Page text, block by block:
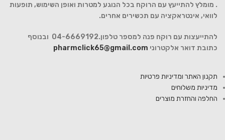
. מומלץ להתייעץ עם הרוקח בכל הנוגע למטרות ואופן השימוש, תופעות
לוואי, אינטראקציה עם תכשירים אחרים.
להתייעצות עם רוקח פנה למספר טלפון.04-6669192 ובנוסף
כתובת דואר אלקטרוני pharmclick65@gmail.com
תקנון האתר ומדיניות פרטיות
מדיניות משלוחים
החלפה והחזרת מוצרים